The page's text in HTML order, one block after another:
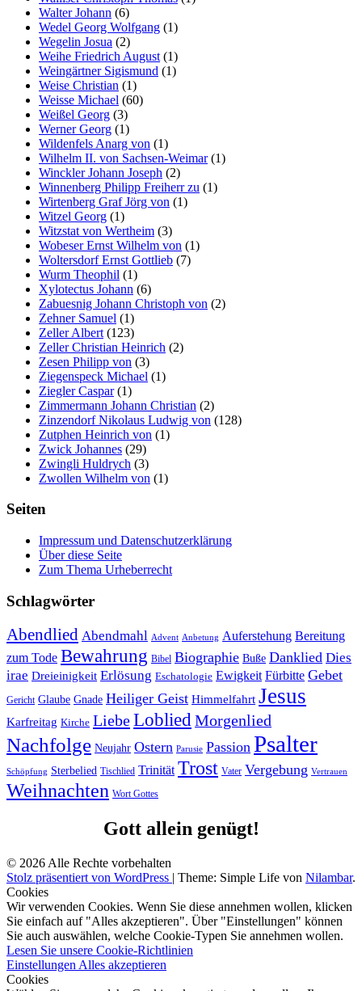
Walter Johann (6)
Wedel Georg Wolfgang (1)
Wegelin Josua (2)
Weihe Friedrich August (1)
Weingärtner Sigismund (1)
Weise Christian (1)
Weisse Michael (60)
Weißel Georg (3)
Werner Georg (1)
Wildenfels Anarg von (1)
Wilhelm II. von Sachsen-Weimar(1)
Winckler Johann Joseph (2)
Winnenberg Philipp Freiherr zu (1)
Wirtenberg Graf Jörg von (1)
Witzel Georg (1)
Witzstat von Wertheim (3)
Wobeser Ernst Wilhelm von (1)
Woltersdorf Ernst Gottlieb (7)
Wurm Theophil (1)
Xylotectus Johann (6)
Zabuesnig Johann Christoph von (2)
Zehner Samuel (1)
Zeller Albert (123)
Zeller Christian Heinrich (2)
Zesen Philipp von (3)
Ziegenspeck Michael (1)
Ziegler Caspar(1)
Zimmermann Johann Christian (2)
Zinzendorf Nikolaus Ludwig von (128)
Zutphen Heinrich von (1)
Zwick Johannes (29)
Zwingli Huldrych (3)
Zwollen Wilhelm von (1)
Seiten
Impressum und Datenschutzerklärung
Über diese Seite
Zum Thema Urheberrecht
Schlagwörter
Abendlied Abendmahl Advent Anbetung Auferstehung Bereitung
zum Tode Bewahrung Bibel Biographie Buße Danklied Dies
irae Dreieinigkeit Erlösung Eschatologie Ewigkeit Fürbitte Gebet
Gericht Glaube Gnade Heiliger Geist Himmelfahrt Jesus
Karfreitag Kirche LiebeLobliedMorgenlied
Nachfolge Neujahr Ostern Parusie Passion Psalter
Schöpfung Sterbelied Tischlied Trinität Trost Vater Vergebung Vertrauen
Weihnachten Wort Gottes
Gott allein genügt!
© 2026 Alle Rechte vorbehalten
Stolz präsentiert von WordPress | Theme: Simple Life von Nilambar.
Cookies
Wir verwenden Cookies. Wenn Sie diese annehmen wollen, klicken
Sie einfach auf "Alles akzeptieren". Über "Einstellungen" können
Sie auch auswählen, welche Cookie-Typen Sie annehmen wollen.
Lesen Sie unsere Cookie-Richtlinien
Einstellungen Alles akzeptieren
Cookies